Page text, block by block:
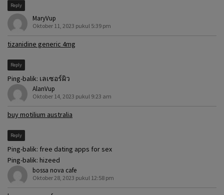
Reply
MaryVup
Oktober 11, 2023 pukul 5:39 pm
tizanidine generic 4mg
Reply
Ping-balik: เลเซอร์ผิว
AlanVup
Oktober 14, 2023 pukul 9:23 am
buy motilium australia
Reply
Ping-balik: free dating apps for sex
Ping-balik: hizeed
bossa nova cafe
Oktober 28, 2023 pukul 12:58 pm